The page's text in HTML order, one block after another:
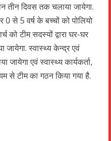
तीन दिवस तक चलाया जायेगा.
0 से 5 वर्ष के बच्चों को पोलियो
को टीम सदस्यों द्वारा घर-घर
जायेगा. स्वास्थ्य केन्द्र एवं
जायेगा एवं स्वास्थ्य कार्यकर्ता,
से टीम का गठन किया गया है.